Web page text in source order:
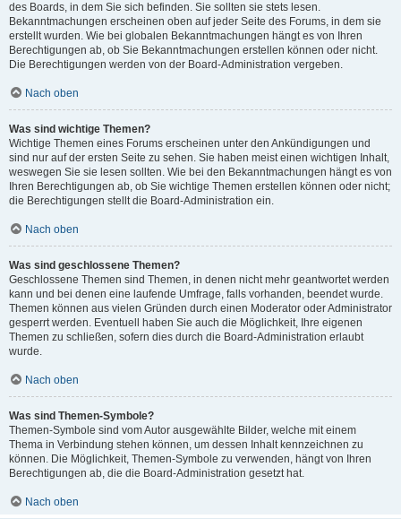
des Boards, in dem Sie sich befinden. Sie sollten sie stets lesen.
Bekanntmachungen erscheinen oben auf jeder Seite des Forums, in dem sie
erstellt wurden. Wie bei globalen Bekanntmachungen hängt es von Ihren
Berechtigungen ab, ob Sie Bekanntmachungen erstellen können oder nicht.
Die Berechtigungen werden von der Board-Administration vergeben.
Nach oben
Was sind wichtige Themen?
Wichtige Themen eines Forums erscheinen unter den Ankündigungen und
sind nur auf der ersten Seite zu sehen. Sie haben meist einen wichtigen Inhalt,
weswegen Sie sie lesen sollten. Wie bei den Bekanntmachungen hängt es von
Ihren Berechtigungen ab, ob Sie wichtige Themen erstellen können oder nicht;
die Berechtigungen stellt die Board-Administration ein.
Nach oben
Was sind geschlossene Themen?
Geschlossene Themen sind Themen, in denen nicht mehr geantwortet werden
kann und bei denen eine laufende Umfrage, falls vorhanden, beendet wurde.
Themen können aus vielen Gründen durch einen Moderator oder Administrator
gesperrt werden. Eventuell haben Sie auch die Möglichkeit, Ihre eigenen
Themen zu schließen, sofern dies durch die Board-Administration erlaubt
wurde.
Nach oben
Was sind Themen-Symbole?
Themen-Symbole sind vom Autor ausgewählte Bilder, welche mit einem
Thema in Verbindung stehen können, um dessen Inhalt kennzeichnen zu
können. Die Möglichkeit, Themen-Symbole zu verwenden, hängt von Ihren
Berechtigungen ab, die die Board-Administration gesetzt hat.
Nach oben